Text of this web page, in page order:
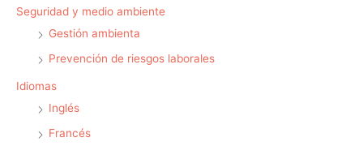
Seguridad y medio ambiente
Gestión ambienta
Prevención de riesgos laborales
Idiomas
Inglés
Francés